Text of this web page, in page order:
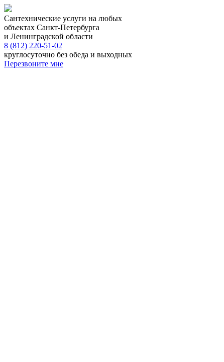
Сантехнические услуги на любых
объектах Санкт-Петербурга
и Ленинградской области
8 (812) 220-51-02
круглосуточно без обеда и выходных
Перезвоните мне